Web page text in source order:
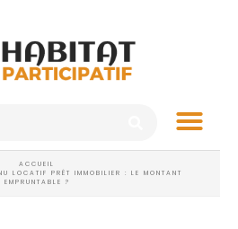
ACCUEIL
LOCATIF PRÊT IMMOBILIER : LE MONTANT
EMPRUNTABLE ?